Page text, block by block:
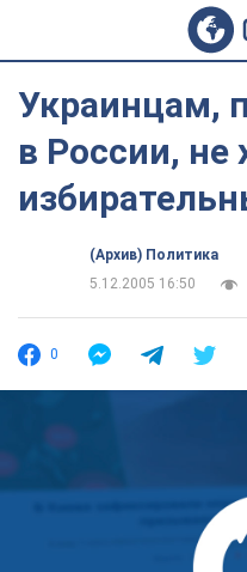
Украинцам,
в России, не
(Архив) Политика
5.12.2005 16:50
0